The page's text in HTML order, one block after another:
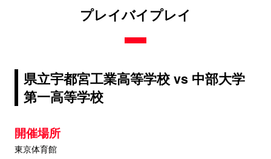
プレイバイプレイ
県立宇都宮工業高等学校 vs 中部大学
第一高等学校
開催場所
東京体育館